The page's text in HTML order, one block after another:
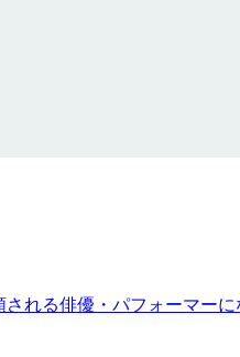
される俳優・パフォーマー